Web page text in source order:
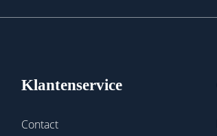
Klantenservice
Contact